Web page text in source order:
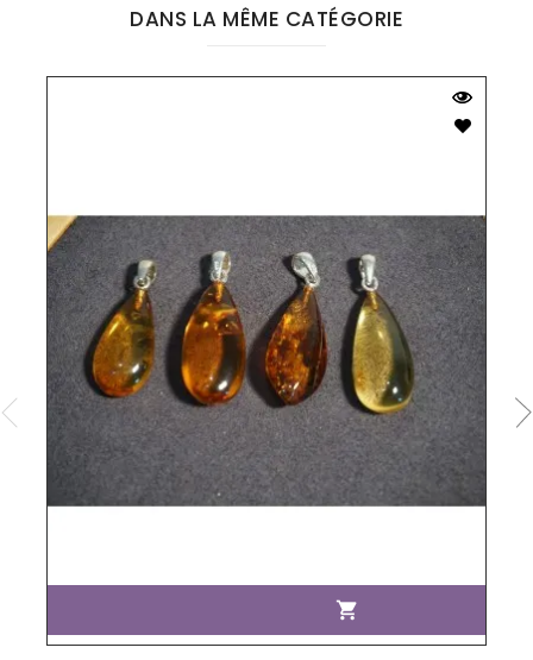
DANS LA MÊME CATÉGORIE
